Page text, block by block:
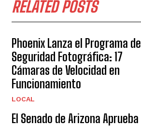
RELATED POSTS
Phoenix Lanza el Programa de
Seguridad Fotográfica: 17
Cámaras de Velocidad en
Funcionamiento
LOCAL
El Senado de Arizona Aprueba